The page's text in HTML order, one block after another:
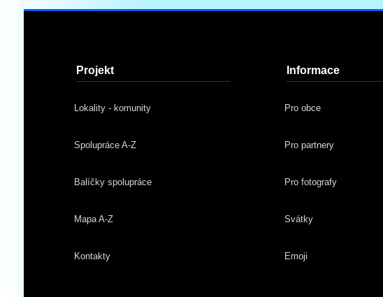
Projekt
Lokality - komunity
Spolupráce A-Z
Balíčky spolupráce
Mapa A-Z
Kontakty
Informace
Pro obce
Pro partnery
Pro fotografy
Svátky
Emoji